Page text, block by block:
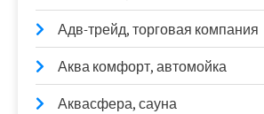
Адв-трейд, торговая компания
Аква комфорт, автомойка
Аквасфера, сауна